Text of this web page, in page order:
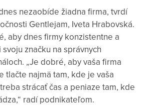
nezaobíde žiadna firma, tvrdí
Gentlejam, Iveta Hrabovská.
aby dnes firmy konzistentne a
značku na správnych
„Je dobré, aby vaša firma
tlačte najmä tam, kde je vaša
strácať čas a peniaze tam, kde
radí podnikateľom.